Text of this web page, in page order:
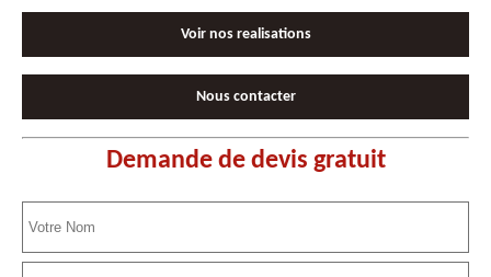
Voir nos realisations
Nous contacter
Demande de devis gratuit